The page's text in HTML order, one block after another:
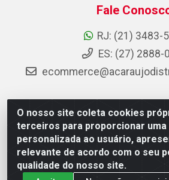
O nosso site coleta cookies
terceiros para proporcionar uma
personalizada ao usuário,
relevante de acordo com o seu
qualidade do nosso site.
Fale
RJ: (21) 3483-
ES: (27) 2888-
AC Araujo Distribuidora - Rua
São Cristóvão, Rio de Janeiro/RJ -
CNPJ 08.744.753/